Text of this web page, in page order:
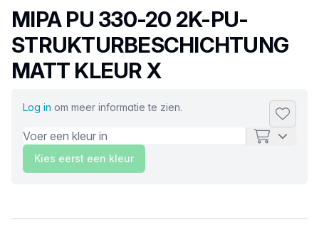
Productnaam
MIPA PU 330-20 2K-PU-
STRUKTURBESCHICHTUNG
MATT KLEUR X
Log in om meer informatie te zien.
Kies eerst een kleur